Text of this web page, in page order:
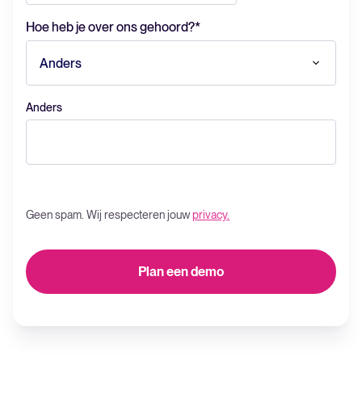
Hoe heb je over ons gehoord?*
Anders
Geen spam. Wij respecteren jouwprivacy.